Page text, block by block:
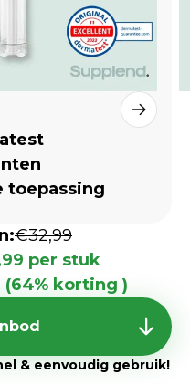
toepassing
€32,99
per stuk
(64% korting )
& eenvoudig gebruik!